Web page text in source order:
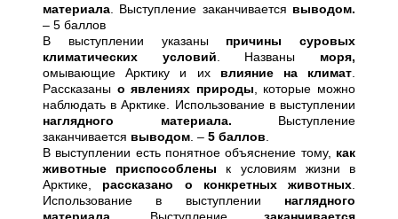
материала . Выступление заканчивается выводом.
– 5 баллов
В выступлении указаны причины суровых
климатических условий . Названы моря,
омывающие Арктику и их влияние на климат
Рассказаны о явлениях природы , которые можно
наблюдать в Арктике. Использование в выступлении
наглядного материала. Выступление
заканчивается выводом . – 5 баллов
В выступлении есть понятное объяснение тому, как
животные приспособлены к условиям жизни в
Арктике, рассказано о конкретных животных
Использование в выступлении наглядного